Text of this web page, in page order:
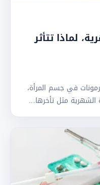
لماذا تتأثر
في جسم المرأة،
مثل تأخرها…